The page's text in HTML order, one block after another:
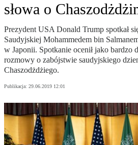
słowa o
Prezydent USA Donald Trump spotkał
Saudyjskiej Mohammedem bin
w Japonii. Spotkanie ocenił jako bardzo
rozmowy o zabójstwie saudyjskiego
Chaszodżdżiego.
Publikacja: 29.06.2019 12:01